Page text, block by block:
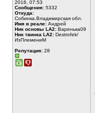
2016, 07:53
Сообщения: 5332
Откуда:
Собинка.Владимирская обл.
Имя в реале: Андрей
Ник основы LA2: Варенька09
Ник твинка LA2: Destrofek/
ИзПлемениМ
Репутация: 28